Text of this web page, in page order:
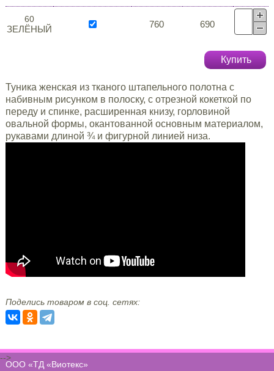
60
ЗЕЛЁНЫЙ 760 690
Купить
Туника женская из тканого штапельного полотна с
набивным рисунком в полоску, с отрезной кокеткой по
переду и спинке, расширенная книзу, горловиной
овальной формы, окантованной основным материалом,
рукавами длиной ¾ и фигурной линией низа.
Поделись товаром в соц. сетях:
ООО «ТД «Виотекс»
-->